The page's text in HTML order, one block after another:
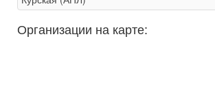
Организации на карте: